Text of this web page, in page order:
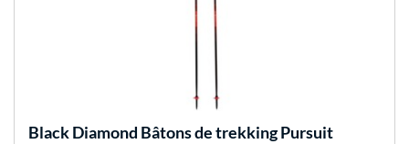
Black Diamond Bâtons de trekking Pursuit